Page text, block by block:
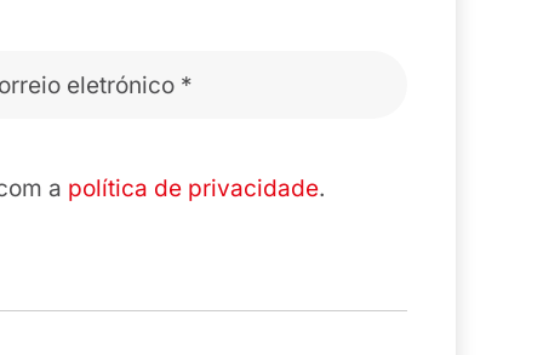
a política de privacidade.